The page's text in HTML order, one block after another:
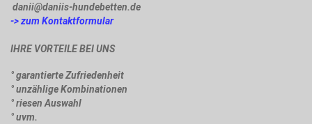
danii@daniis-hundebetten.de
-> zum Kontaktformular
IHRE VORTEILE BEI UNS
° garantierte Zufriedenheit
° unzählige Kombinationen
° riesen Auswahl
° uvm.